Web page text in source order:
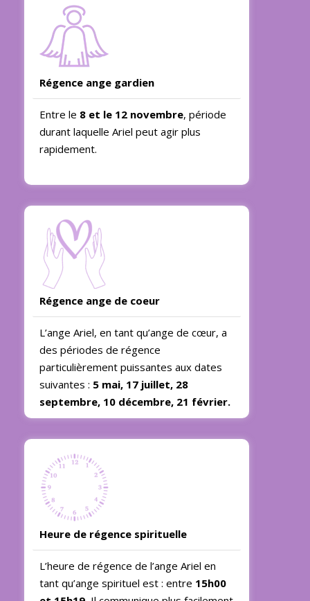
Régence ange gardien
Entre le 8 et le 12 novembre, période
durant laquelle Ariel peut agir plus
rapidement.
Régence ange de coeur
L’ange Ariel, en tant qu’ange de cœur, a
des périodes de régence
particulièrement puissantes aux dates
suivantes : 5 mai, 17 juillet, 28
septembre, 10 décembre, 21 février.
Heure de régence spirituelle
L’heure de régence de l’ange Ariel en
tant qu’ange spirituel est : entre 15h00